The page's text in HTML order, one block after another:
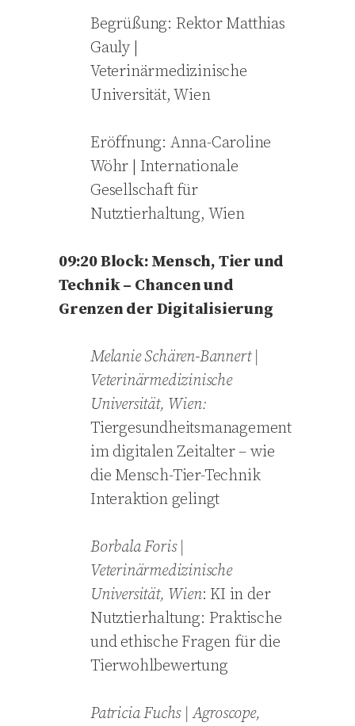
Begrüßung: Rektor Matthias
Gauly |
Veterinärmedizinische
Universität, Wien
Eröffnung: Anna-Caroline
Wöhr | Internationale
Gesellschaft für
Nutztierhaltung, Wien
09:20 Block: Mensch, Tier und
Technik – Chancen und
Grenzen der Digitalisierung
Melanie Schären-Bannert
Veterinärmedizinische
Universität, Wien:
Tiergesundheitsmanagement
im digitalen Zeitalter – wie
die Mensch-Tier-Technik
Interaktion gelingt
BorbalaForis |
Veterinärmedizinische
Universität, Wien: KI in der
Nutztierhaltung: Praktische
und ethische Fragen für die
Tierwohlbewertung
PatriciaFuchs | Agroscope,